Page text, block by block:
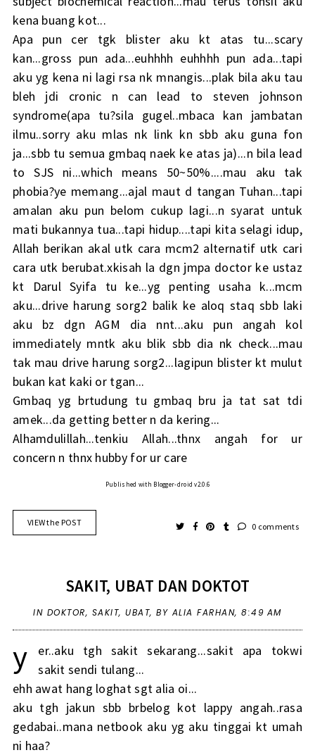
kena buang kot...
Apa pun cer tgk blister aku kt atas tu...scary
kan...gross pun ada...euhhhh euhhhh pun ada...tapi
aku yg kena ni lagi rsa nk mnangis...plak bila aku tau
bleh jdi cronic n can lead to steven johnson
syndrome(apa tu?sila gugel..mbaca kan jambatan
ilmu..sorry aku mlas nk link kn sbb aku guna fon
ja...sbb tu semua gmbaq naek ke atas ja)...n bila lead
to SJS ni...which means 50~50%....mau aku tak
phobia?ye memang...ajal maut d tangan Tuhan...tapi
amalan aku pun belom cukup lagi...n syarat untuk
mati bukannya tua...tapi hidup....tapi kita selagi idup,
Allah berikan akal utk cara mcm2 alternatif utk cari
cara utk berubat.xkisah la dgn jmpa doctor ke ustaz
kt Darul Syifa tu ke...yg penting usaha k...mcm
aku...drive harung sorg2 balik ke aloq staq sbb laki
aku bz dgn AGM dia nnt...aku pun angah kol
immediately mntk aku blik sbb dia nk check...mau
tak mau drive harung sorg2...lagipun blister kt mulut
bukan kat kaki or tgan...
Gmbaq yg brtudung tu gmbaq bru ja tat sat tdi
amek...da getting better n da kering...
Alhamdulillah...tenkiu Allah...thnx angah for ur
concern n thnx hubby for ur care
Published with Blogger-droid v2.0.6
VIEW the POST 0 comments
SAKIT, UBAT DAN DOKTOT
IN DOKTOR, SAKIT,UBAT,BY ALIA FARHAN,8:49 AM
y
er..aku tgh sakit sekarang...sakit apa tokwi
sakit sendi tulang...
ehh awat hang loghat sgt alia oi...
aku tgh jakun sbb brbelog kot lappy angah..rasa
gedabai..mana netbook aku yg aku tinggai kt umah
ni haa?